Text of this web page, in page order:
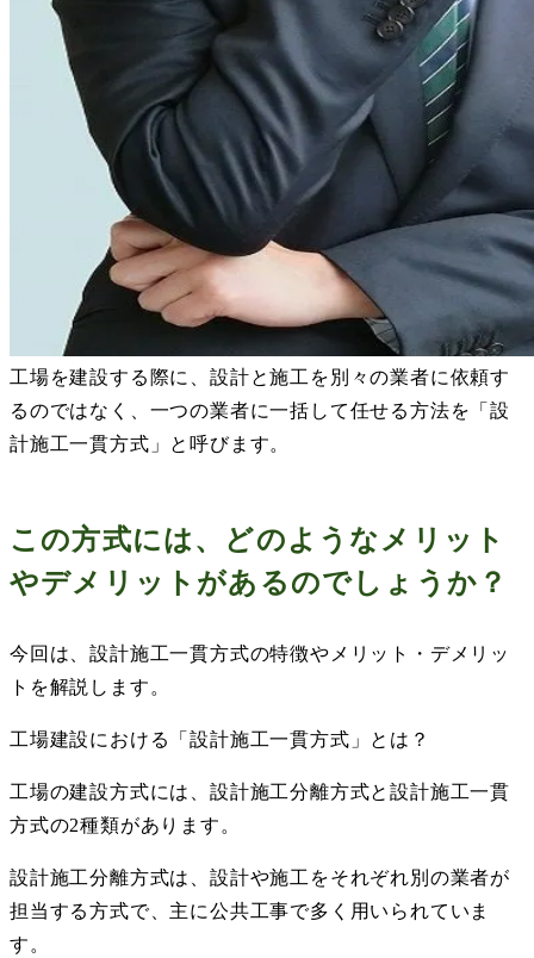
工場を建設する際に、設計と施工を別々の業者に依頼す
るのではなく、一つの業者に一括して任せる方法を「設
計施工一貫方式」と呼びます。
この方式には、どのようなメリット
やデメリットがあるのでしょうか？
今回は、設計施工一貫方式の特徴やメリット・デメリッ
トを解説します。
工場建設における「設計施工一貫方式」とは？
工場の建設方式には、設計施工分離方式と設計施工一貫
方式の2種類があります。
設計施工分離方式は、設計や施工をそれぞれ別の業者が
担当する方式で、主に公共工事で多く用いられていま
す。